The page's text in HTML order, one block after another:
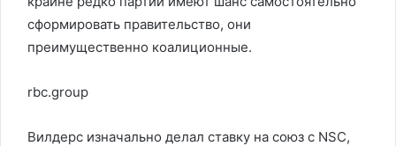
сформировать правительство, они
преимущественно коалиционные.
rbc.group
Вилдерс изначально делал ставку на союз с NSC,